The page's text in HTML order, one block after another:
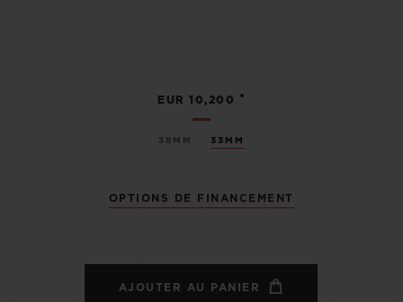
38MM 33MM
EUR 10,200 •
OPTIONS DE FINANCEMENT
AJOUTER AU PANIER